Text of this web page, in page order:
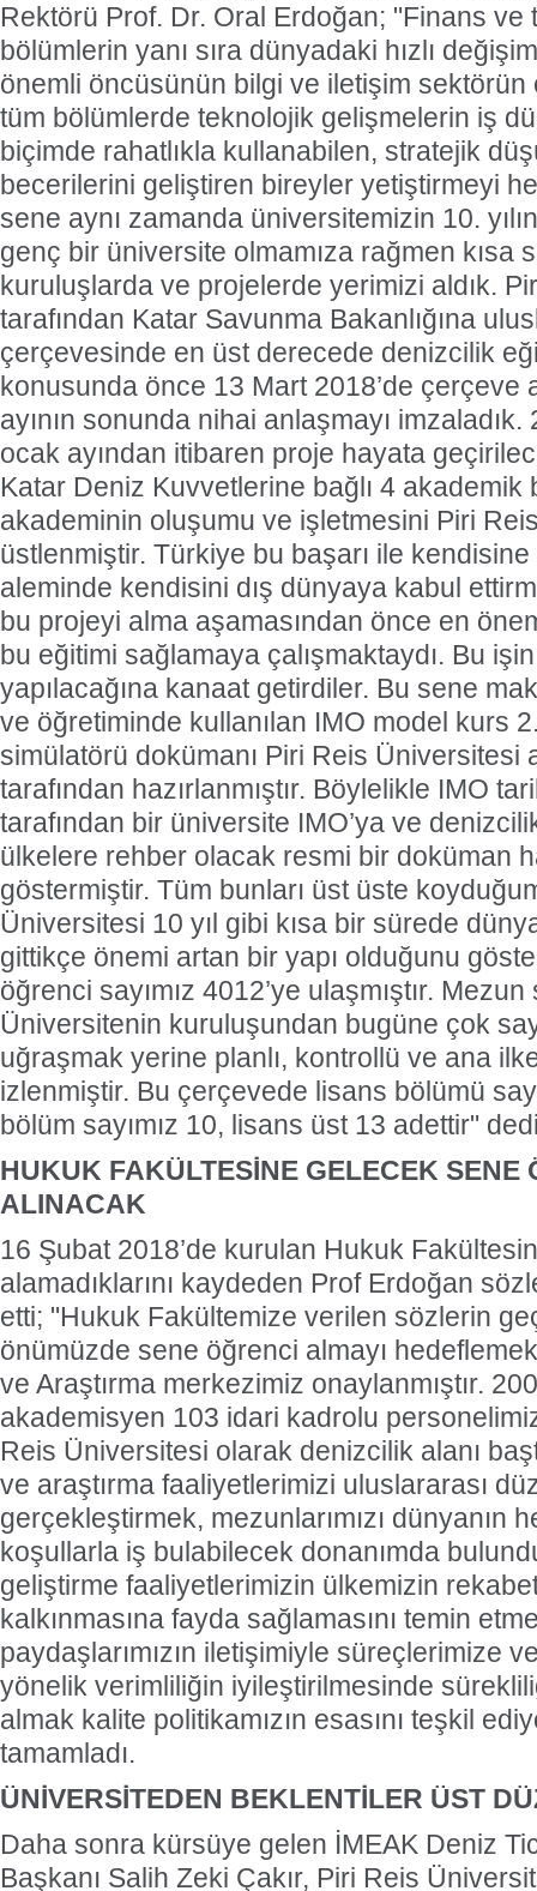
Rektörü Prof. Dr. Oral Erdoğan; "Finans ve
bölümlerin yanı sıra dünyadaki hızlı
önemli öncüsünün bilgi ve iletişim
tüm bölümlerde teknolojik gelişmelerin iş
biçimde rahatlıkla kullanabilen, stratejik
becerilerini geliştiren bireyler yetiştirmeyi
sene aynı zamanda üniversitemizin 10.
genç bir üniversite olmamıza rağmen kısa
kuruluşlarda ve projelerde yerimizi aldık.
tarafından Katar Savunma Bakanlığına
çerçevesinde en üst derecede denizcilik
konusunda önce 13 Mart 2018’de çerçeve
ayının sonunda nihai anlaşmayı imzaladık.
ocak ayından itibaren proje hayata
Katar Deniz Kuvvetlerine bağlı 4
akademinin oluşumu ve işletmesini Piri
üstlenmiştir. Türkiye bu başarı ile
aleminde kendisini dış dünyaya kabul
bu projeyi alma aşamasından önce en
bu eğitimi sağlamaya çalışmaktaydı. Bu
yapılacağına kanaat getirdiler. Bu sene
ve öğretiminde kullanılan IMO model kurs
simülatörü dokümanı Piri Reis Üniversitesi
tarafından hazırlanmıştır. Böylelikle IMO
tarafından bir üniversite IMO’ya ve
ülkelere rehber olacak resmi bir doküman
göstermiştir. Tüm bunları üst üste
Üniversitesi 10 yıl gibi kısa bir sürede
gittikçe önemi artan bir yapı olduğunu
öğrenci sayımız 4012’ye ulaşmıştır.
Üniversitenin kuruluşundan bugüne çok
uğraşmak yerine planlı, kontrollü ve ana
izlenmiştir. Bu çerçevede lisans bölümü
bölüm sayımız 10, lisans üst 13 adettir"
HUKUK FAKÜLTESİNE GELECEK SENE
ALINACAK
16 Şubat 2018’de kurulan Hukuk
alamadıklarını kaydeden Prof Erdoğan
etti; "Hukuk Fakültemize verilen sözlerin
önümüzde sene öğrenci almayı
ve Araştırma merkezimiz onaylanmıştır.
akademisyen 103 idari kadrolu
Reis Üniversitesi olarak denizcilik alanı
ve araştırma faaliyetlerimizi uluslararası
gerçekleştirmek, mezunlarımızı dünyanın
koşullarla iş bulabilecek donanımda
geliştirme faaliyetlerimizin ülkemizin
kalkınmasına fayda sağlamasını temin
paydaşlarımızın iletişimiyle süreçlerimize
yönelik verimliliğin iyileştirilmesinde
almak kalite politikamızın esasını teşkil
tamamladı.
ÜNİVERSİTEDEN BEKLENTİLER ÜST
Daha sonra kürsüye gelen İMEAK Deniz
Başkanı Salih Zeki Çakır, Piri Reis